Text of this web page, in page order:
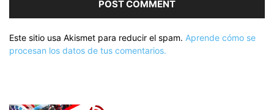
Este sitio usa Akismet para reducir el spam. Aprende cómo se
procesan los datos de tus comentarios.